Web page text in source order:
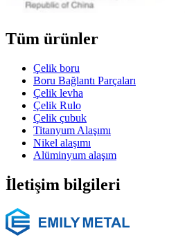
Tüm ürünler
Çelik boru
Boru Bağlantı Parçaları
Çelik levha
Çelik Rulo
Çelik çubuk
Titanyum Alaşımı
Nikel alaşımı
Alüminyum alaşım
İletişim bilgileri